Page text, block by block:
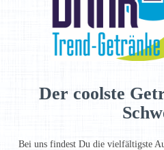
Der coolste
Bei uns findest Du die vielfältigste